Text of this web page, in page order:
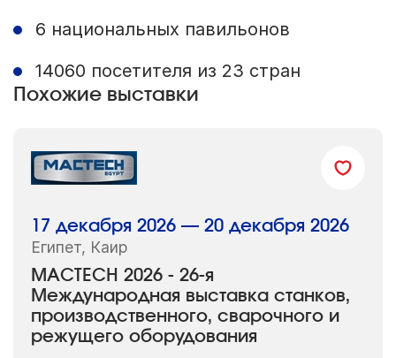
6 национальных павильонов
14060 посетителя из 23 стран
Похожие выставки
MACTECH 2026 - 26-я
Международная выставка станков,
производственного, сварочного и
режущего оборудования
17 декабря 2026 — 20 декабря 2026
Египет, Каир